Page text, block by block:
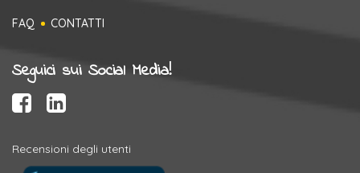
FAQ CONTATTI
Seguici sui Social Media!
Recensioni degli utenti